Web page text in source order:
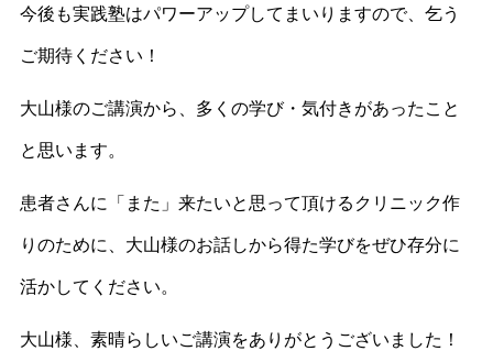
今後も実践塾はパワーアップしてまいりますので、乞う
ご期待ください！
大山様のご講演から、多くの学び・気付きがあったこと
と思います。
患者さんに「また」来たいと思って頂けるクリニック作
りのために、大山様のお話しから得た学びをぜひ存分に
活かしてください。
大山様、素晴らしいご講演をありがとうございました！